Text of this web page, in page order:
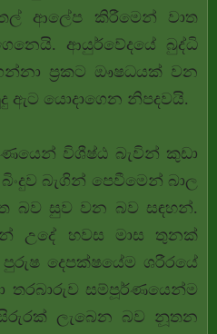
ආලේප කිරීමෙන් වාත
ආයුර්වේදයේ බුද්ධි
ප්‍රකට ඖෂධයක් වන
ඇට යොදාගෙන නිපදවයි.
විශීෂ්ඨ බැවින් කුඩා
බැගින් පෙවීමෙන් බාල
බව සුව වන බව සඳහන්.
උදේ හවස මාස තුනක්
පුරුෂ දෙපක්ෂයේම ශරීරයේ
තරබාරුව සම්පූර්ණයෙන්ම
ලැබෙන බව නූතන